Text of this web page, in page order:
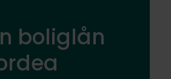
boliglån